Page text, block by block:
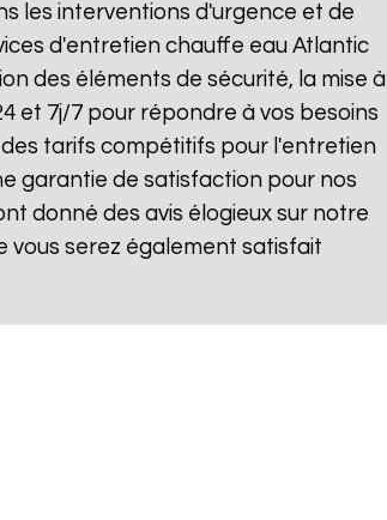
les interventions d'urgence et de
d'entretien chauffe eau Atlantic
des éléments de sécurité, la mise à
et 7j/7 pour répondre à vos besoins
tarifs compétitifs pour l'entretien
garantie de satisfaction pour nos
donné des avis élogieux sur notre
vous serez également satisfait